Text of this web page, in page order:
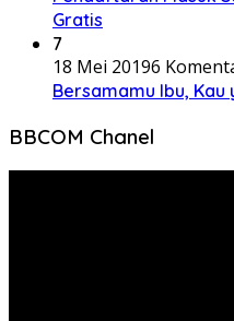
Gratis
7
18 Mei 20196
Bersamamu Ibu, Kau
BBCOM Chanel